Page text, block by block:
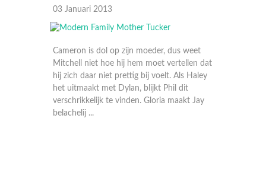
03 Januari 2013
Cameron is dol op zijn moeder, dus weet
Mitchell niet hoe hij hem moet vertellen dat
hij zich daar niet prettig bij voelt. Als Haley
het uitmaakt met Dylan, blijkt Phil dit
verschrikkelijk te vinden. Gloria maakt Jay
belachelij ...